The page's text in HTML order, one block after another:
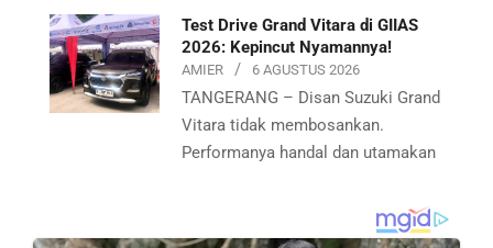
Test Drive Grand Vitara di GIIAS
2026: Kepincut Nyamannya!
AMIER 6 AGUSTUS 2026
TANGERANG – Disan Suzuki Grand
Vitara tidak membosankan.
Performanya handal dan utamakan